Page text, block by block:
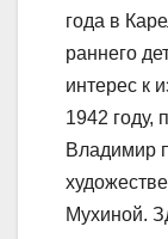
года в
раннего
интерес к
1942 году,
Владимир
Мухиной.